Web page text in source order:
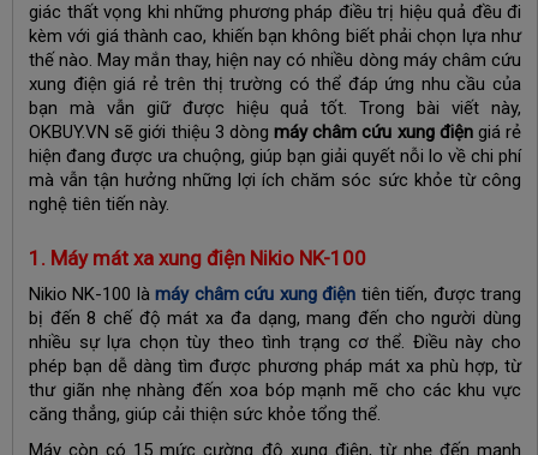
giác thất vọng khi những phương pháp điều trị hiệu quả đều đi
kèm với giá thành cao, khiến bạn không biết phải chọn lựa như
thế nào. May mắn thay, hiện nay có nhiều dòng máy châm cứu
xung điện giá rẻ trên thị trường có thể đáp ứng nhu cầu của
bạn mà vẫn giữ được hiệu quả tốt. Trong bài viết này,
OKBUY.VN sẽ giới thiệu 3 dòng máy châm cứu xung điệngiá rẻ
hiện đang được ưa chuộng, giúp bạn giải quyết nỗi lo về chi phí
mà vẫn tận hưởng những lợi ích chăm sóc sức khỏe từ công
nghệ tiên tiến này.
1. Máy mát xa xung điện Nikio NK-100
Nikio NK-100 làmáy châm cứu xung điện tiên tiến, được trang
bị đến 8 chế độ mát xa đa dạng, mang đến cho người dùng
nhiều sự lựa chọn tùy theo tình trạng cơ thể. Điều này cho
phép bạn dễ dàng tìm được phương pháp mát xa phù hợp, từ
thư giãn nhẹ nhàng đến xoa bóp mạnh mẽ cho các khu vực
căng thẳng, giúp cải thiện sức khỏe tổng thể.
Máy còn có 15 mức cường độ xung điện, từ nhẹ đến mạnh